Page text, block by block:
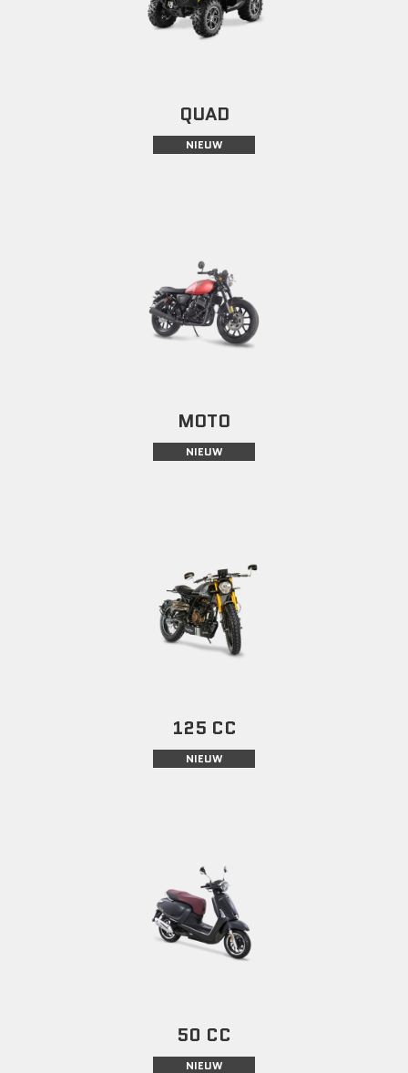
QUAD
NIEUW
MOTO
NIEUW
125 CC
NIEUW
50 CC
NIEUW